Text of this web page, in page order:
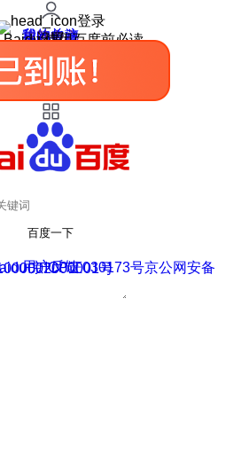
登录
我的关注
我的收藏
皮肤中心
用户反馈
设置
使用百度前必读
百度一下
用户反馈
京ICP证030173号
网安备11000002000001号